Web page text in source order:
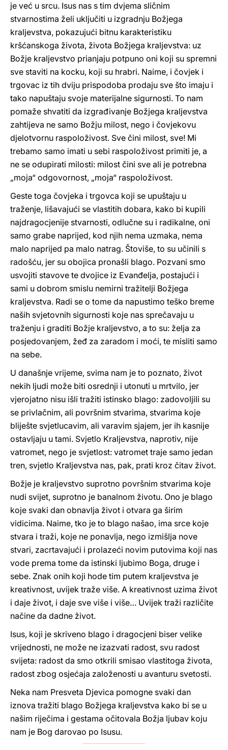
je već u srcu. Isus nas s tim dvjema sličnim
stvarnostima želi uključiti u izgradnju Božjega
kraljevstva, pokazujući bitnu karakteristiku
kršćanskoga života, života Božjega kraljevstva: uz
Božje kraljevstvo prianjaju potpuno oni koji su spremni
sve staviti na kocku, koji su hrabri. Naime, i čovjek i
trgovac iz tih dviju prispodoba prodaju sve što imaju i
tako napuštaju svoje materijalne sigurnosti. To nam
pomaže shvatiti da izgrađivanje Božjega kraljevstva
zahtijeva ne samo Božju milost, nego i čovjekovu
djelotvornu raspoloživost. Sve čini milost, sve! Mi
trebamo samo imati u sebi raspoloživost primiti je, a
ne se odupirati milosti: milost čini sve ali je potrebna
„moja“ odgovornost, „moja“ raspoloživost.
Geste toga čovjeka i trgovca koji se upuštaju u
traženje, lišavajući se vlastitih dobara, kako bi kupili
najdragocjenije stvarnosti, odlučne su i radikalne, oni
samo grabe naprijed, kod njih nema uzmaka, nema
malo naprijed pa malo natrag. Štoviše, to su učinili s
radošću, jer su obojica pronašli blago. Pozvani smo
usvojiti stavove te dvojice iz Evanđelja, postajući i
sami u dobrom smislu nemirni tražitelji Božjega
kraljevstva. Radi se o tome da napustimo teško breme
naših svjetovnih sigurnosti koje nas sprečavaju u
traženju i graditi Božje kraljevstvo, a to su: želja za
posjedovanjem, žeđ za zaradom i moći, te misliti samo
na sebe.
U današnje vrijeme, svima nam je to poznato, život
nekih ljudi može biti osrednji i utonuti u mrtvilo, jer
vjerojatno nisu išli tražiti istinsko blago: zadovoljili su
se privlačnim, ali površnim stvarima, stvarima koje
bliješte svjetlucavim, ali varavim sjajem, jer ih kasnije
ostavljaju u tami. Svjetlo Kraljevstva, naprotiv, nije
vatromet, nego je svjetlost: vatromet traje samo jedan
tren, svjetlo Kraljevstva nas, pak, prati kroz čitav život.
Božje je kraljevstvo suprotno površnim stvarima koje
nudi svijet, suprotno je banalnom životu. Ono je blago
koje svaki dan obnavlja život i otvara ga širim
vidicima. Naime, tko je to blago našao, ima srce koje
stvara i traži, koje ne ponavlja, nego izmišlja nove
stvari, zacrtavajući i prolazeći novim putovima koji nas
vode prema tome da istinski ljubimo Boga, druge i
sebe. Znak onih koji hode tim putem kraljevstva je
kreativnost, uvijek traže više. A kreativnost uzima život
i daje život, i daje sve više i više… Uvijek traži različite
načine da dadne život.
Isus, koji je skriveno blago i dragocjeni biser velike
vrijednosti, ne može ne izazvati radost, svu radost
svijeta: radost da smo otkrili smisao vlastitoga života,
radost zbog osjećaja založenosti u avanturu svetosti.
Neka nam Presveta Djevica pomogne svaki dan
iznova tražiti blago Božjega kraljevstva kako bi se u
našim riječima i gestama očitovala Božja ljubav koju
nam je Bog darovao po Isusu.